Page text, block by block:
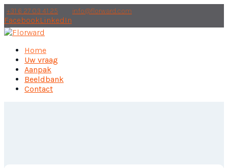
+31 6 27 03 41 25 info@florward.com
FacebookLinkedIn
Home
Uw vraag
Aanpak
Beeldbank
Contact